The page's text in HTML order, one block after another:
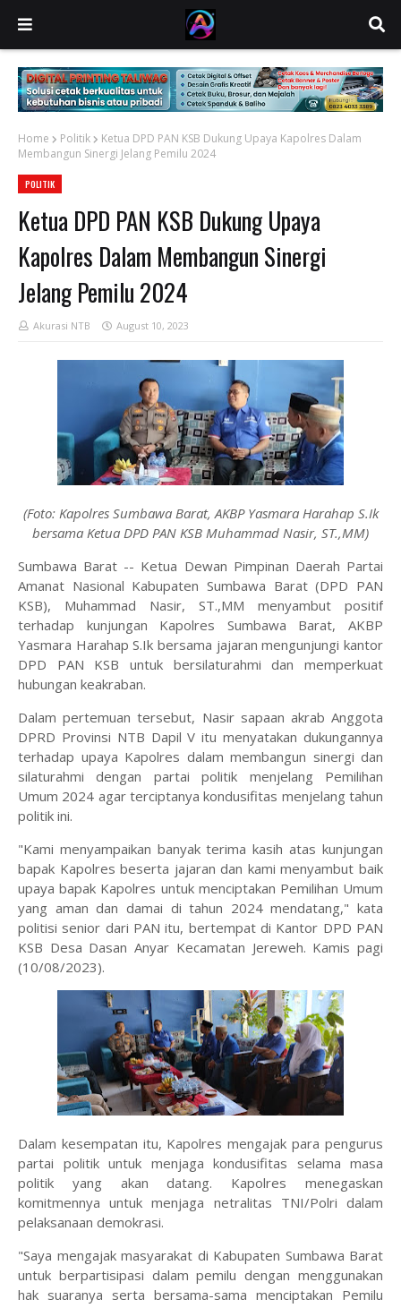
Home Politik
Ketua DPD PAN KSB Dukung Upaya Kapolres Dalam
Membangun Sinergi Jelang Pemilu 2024
POLITIK
Ketua DPD PAN KSB Dukung Upaya
Kapolres Dalam Membangun Sinergi
Jelang Pemilu 2024
Akurasi NTB August 10, 2023
(Foto: Kapolres Sumbawa Barat, AKBP Yasmara Harahap S.Ik
bersama Ketua DPD PAN KSB Muhammad Nasir, ST.,MM)
Sumbawa Barat -- Ketua Dewan Pimpinan Daerah Partai
Amanat Nasional Kabupaten Sumbawa Barat (DPD PAN
KSB), Muhammad Nasir, ST.,MM menyambut positif
terhadap kunjungan Kapolres Sumbawa Barat, AKBP
Yasmara Harahap S.Ik bersama jajaran mengunjungi kantor
DPD PAN KSB untuk bersilaturahmi dan memperkuat
hubungan keakraban.
Dalam pertemuan tersebut, Nasir sapaan akrab Anggota
DPRD Provinsi NTB Dapil V itu menyatakan dukungannya
terhadap upaya Kapolres dalam membangun sinergi dan
silaturahmi dengan partai politik menjelang Pemilihan
Umum 2024 agar terciptanya kondusifitas menjelang tahun
politik ini.
"Kami menyampaikan banyak terima kasih atas kunjungan
bapak Kapolres beserta jajaran dan kami menyambut baik
upaya bapak Kapolres untuk menciptakan Pemilihan Umum
yang aman dan damai di tahun 2024 mendatang," kata
politisi senior dari PAN itu, bertempat di Kantor DPD PAN
KSB Desa Dasan Anyar Kecamatan Jereweh. Kamis pagi
(10/08/2023).
Dalam kesempatan itu, Kapolres mengajak para pengurus
partai politik untuk menjaga kondusifitas selama masa
politik yang akan datang. Kapolres menegaskan
komitmennya untuk menjaga netralitas TNI/Polri dalam
pelaksanaan demokrasi.
"Saya mengajak masyarakat di Kabupaten Sumbawa Barat
untuk berpartisipasi dalam pemilu dengan menggunakan
hak suaranya serta bersama-sama menciptakan Pemilu